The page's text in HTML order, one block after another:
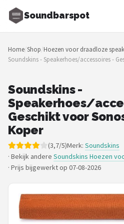
Soundbarspot
Zoeken
NAVIGATIE
Merken
Blog
Muziekstijlen
Sonos
JBL
Samsung
Home/Shop/Hoezen voor draadloze
Soundskins - Speakerhoes/accessoires -
Soundskins -
Speakerhoes/
Geschikt voor
Koper
(3,7/5)Merk: Soundskins
· Bekijk andere Soundskins Hoezen
· Prijs bijgewerkt op 07-08-2026